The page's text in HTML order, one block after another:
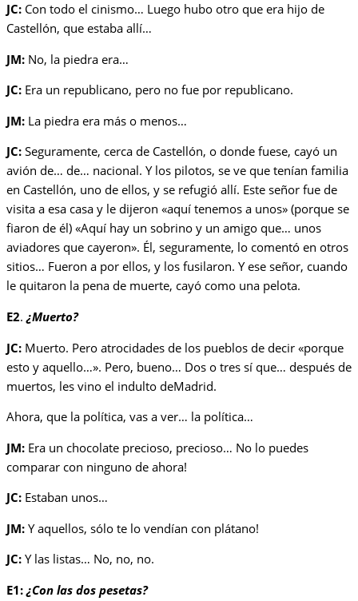
JC: Con todo el cinismo… Luego hubo otro que era hijo de
Castellón, que estaba allí…
JM: No, la piedra era…
JC: Era un republicano, pero no fue por republicano.
JM: La piedra era más o menos…
JC: Seguramente, cerca de Castellón, o donde fuese, cayó un
avión de… de… nacional. Y los pilotos, se ve que tenían familia
en Castellón, uno de ellos, y se refugió allí. Este señor fue de
visita a esa casa y le dijeron «aquí tenemos a unos» (porque se
fiaron de él) «Aquí hay un sobrino y un amigo que… unos
aviadores que cayeron». Él, seguramente, lo comentó en otros
sitios… Fueron a por ellos, y los fusilaron. Y ese señor, cuando
le quitaron la pena de muerte, cayó como una pelota.
E2.¿Muerto?
JC: Muerto. Pero atrocidades de los pueblos de decir «porque
esto y aquello…». Pero, bueno… Dos o tres sí que… después de
muertos, les vino el indulto deMadrid.
Ahora, que la política, vas a ver… la política…
JM: Era un chocolate precioso, precioso… No lo puedes
comparar con ninguno de ahora!
JC: Estaban unos…
JM: Y aquellos, sólo te lo vendían con plátano!
JC: Y las listas… No, no, no.
E1: ¿Con las dos pesetas?